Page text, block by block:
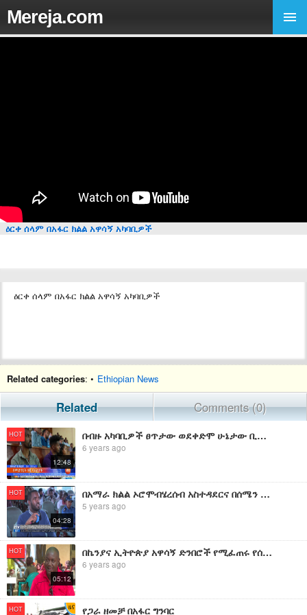
Mereja.com
ዕርቀ ሰላም በአፋር ክልል አዋሳኝ አካባቢዎች
ዕርቀ ሰላም በአፋር ክልል አዋሳኝ አካባቢዎች
Related categories: • Ethiopian News
Related Comments (0)
HOT
12:48
በብዙ አካባቢዎች ፀጥታው ወደቀድሞ ሁኔታው ቢመለስም በአንዳንድ አካባቢዎች ግን አለመረጋጋቱ መልኩን ቀይሯል ኢቢኤስ አዲስ ነገር EBS What's New 24
6 years ago
HOT
04:28
በአማራ ክልል ኦሮሞብሄረሰብ አስተዳደርና በሰሜን ሸዋ ዞን አዋሳኝ አካባቢዎችን ከግጭት ነጻ ማድረግ ቢቻልም ቀሪ ስራዎች እንዳሉ ኮማንድ ፖስት አስታወቀ
5 years ago
HOT
05:12
በኬንያና ኢትዮጵያ አዋሳኝ ድንበሮች የሚፈጠሩ የሰላም ችግሮችን ለመቅረፍ በአውሮፓ ህብረት ድጋፍ ሲክ የሚባል ፕሮጀክት ተግባራዊ እየተደረገ ነው
6 years ago
HOT የጋራ ዘመቻ በአፋር ግንባር